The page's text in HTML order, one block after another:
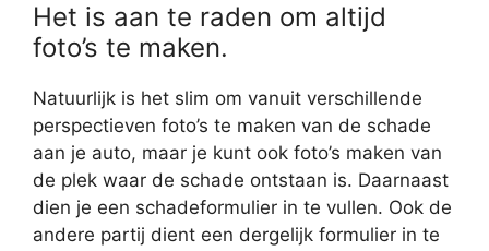
Het is aan te raden om altijd
foto’s te maken.
Natuurlijk is het slim om vanuit verschillende
perspectieven foto’s te maken van de schade
aan je auto, maar je kunt ook foto’s maken van
de plek waar de schade ontstaan is. Daarnaast
dien je een schadeformulier in te vullen. Ook de
andere partij dient een dergelijk formulier in te